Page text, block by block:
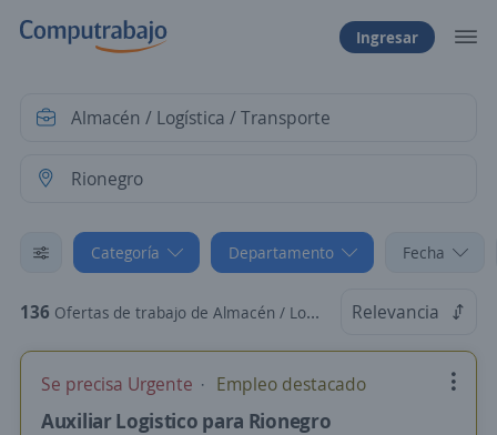
Ingresar
Categoría Departamento Fecha
136 Ofertas de trabajo de Almacén / Logística / Transporte en Rionegro, Antioquia Relevancia
Se precisa Urgente Empleo destacado
Auxiliar Logistico para Rionegro